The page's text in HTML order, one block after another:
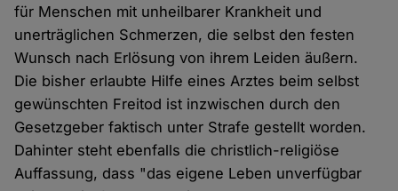
für Menschen mit unheilbarer Krankheit und
unerträglichen Schmerzen, die selbst den festen
Wunsch nach Erlösung von ihrem Leiden äußern.
Die bisher erlaubte Hilfe eines Arztes beim selbst
gewünschten Freitod ist inzwischen durch den
Gesetzgeber faktisch unter Strafe gestellt worden.
Dahinter steht ebenfalls die christlich-religiöse
Auffassung, dass "das eigene Leben unverfügbar